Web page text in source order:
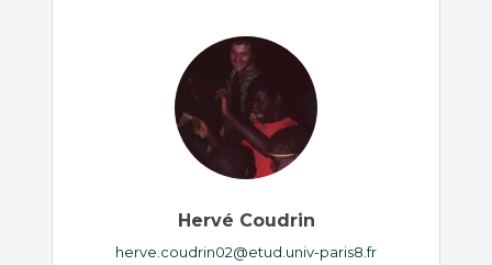
Hervé Coudrin
herve.coudrin02@etud.univ-paris8.fr